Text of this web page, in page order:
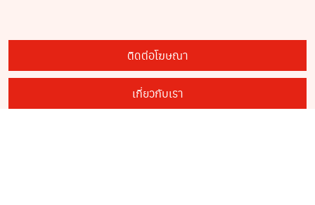
ติดต่อโฆษณา
เกี่ยวกับเรา